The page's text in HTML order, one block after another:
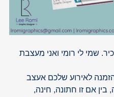
שמי לי רומי ואני מעצבת
לאירוע שלכם אעצב
אם זו חתונה, חינה,